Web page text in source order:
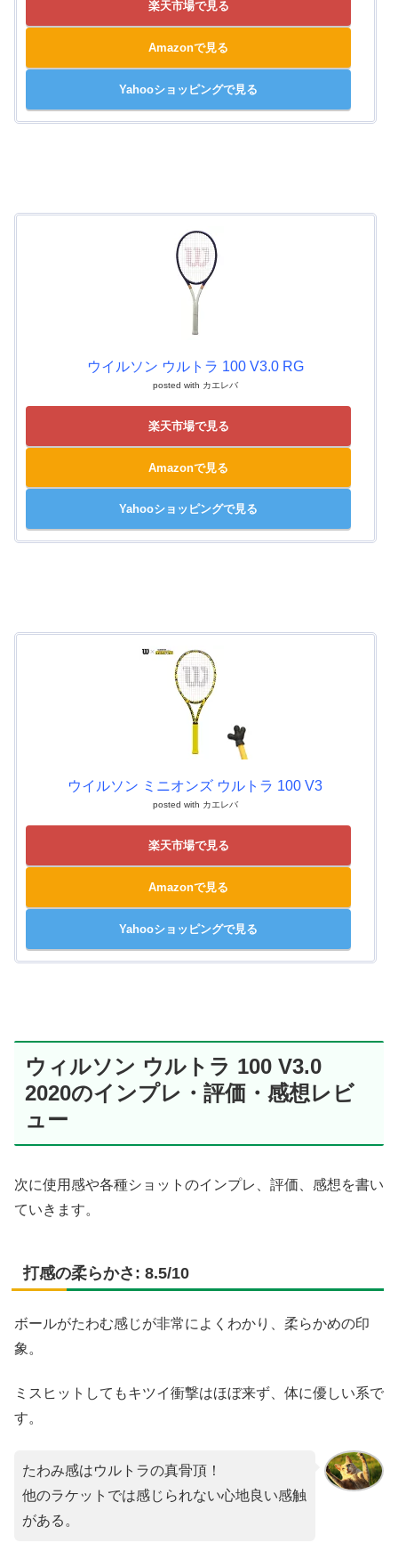
楽天市場で見る
Amazonで見る
Yahooショッピングで見る
ウイルソン ウルトラ 100 V3.0 RG
posted with カエレバ
楽天市場で見る
Amazonで見る
Yahooショッピングで見る
ウイルソン ミニオンズ ウルトラ 100 V3
posted with カエレバ
楽天市場で見る
Amazonで見る
Yahooショッピングで見る
ウィルソン ウルトラ 100 V3.0
2020のインプレ・評価・感想レビ
ュー
次に使用感や各種ショットのインプレ、評価、感想を書い
ていきます。
打感の柔らかさ: 8.5/10
ボールがたわむ感じが非常によくわかり、柔らかめの印
象。
ミスヒットしてもキツイ衝撃はほぼ来ず、体に優しい系で
す。
たわみ感はウルトラの真骨頂！
他のラケットでは感じられない心地良い感触
がある。